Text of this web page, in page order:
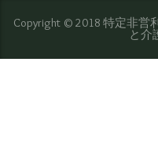
Copyright © 2018 特定非営
と介